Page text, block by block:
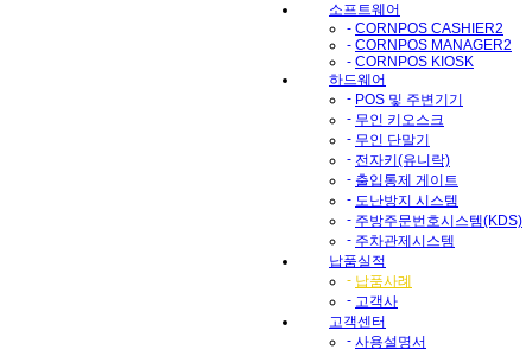
소프트웨어
- CORNPOS CASHIER2
- CORNPOS MANAGER2
- CORNPOS KIOSK
하드웨어
- POS 및 주변기기
- 무인 키오스크
- 무인 단말기
- 전자키(유니락)
- 출입통제 게이트
- 도난방지 시스템
- 주방주문번호시스템(KDS)
- 주차관제시스템
납품실적
- 납품사례
- 고객사
고객센터
- 사용설명서